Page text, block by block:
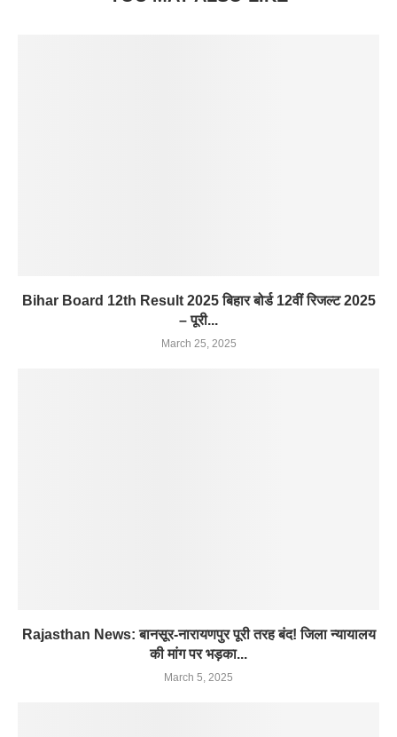
Bihar Board 12th Result 2025 बिहार बोर्ड 12वीं रिजल्ट 2025
– पूरी...
March 25, 2025
Rajasthan News: बानसूर-नारायणपुर पूरी तरह बंद! जिला न्यायालय
की मांग पर भड़का...
March 5, 2025